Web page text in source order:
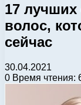
17 лучших
волос,
сейчас
30.04.2021
0 Время чтения: